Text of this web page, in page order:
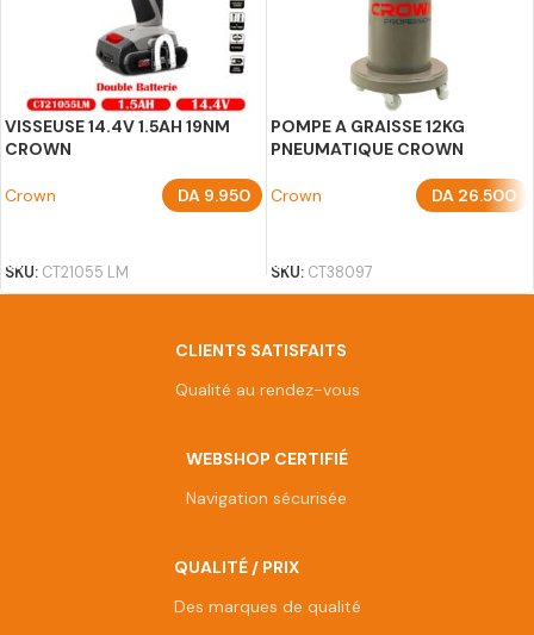
VISSEUSE 14.4V 1.5AH 19NM
CROWN
Crown DA 9.950
SKU: CT21055 LM
POMPE A GRAISSE 12KG
PNEUMATIQUE CROWN
Crown DA 26.500
SKU: CT38097
CLIENTS SATISFAITS
Qualité au rendez-vous
WEBSHOP CERTIFIÉ
Navigation sécurisée
QUALITÉ / PRIX
Des marques de qualité